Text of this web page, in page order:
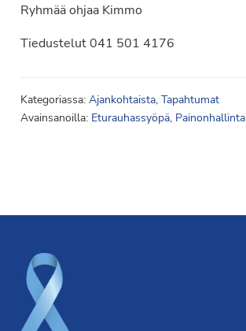
Ryhmää ohjaa Kimmo
Tiedustelut 041 501 4176
Kategoriassa: Ajankohtaista, Tapahtumat
Avainsanoilla: Eturauhassyöpä, Painonhallinta